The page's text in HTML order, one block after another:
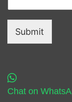
Submit
Chat on